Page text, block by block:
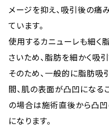
メージを抑え、吸引後の痛
ています。
使用するカニューレも細く
さいため、脂肪を細かく吸
そのため、一般的に脂肪吸
間、肌の表面が凸凹になる
の場合は施術直後から凸
になります。